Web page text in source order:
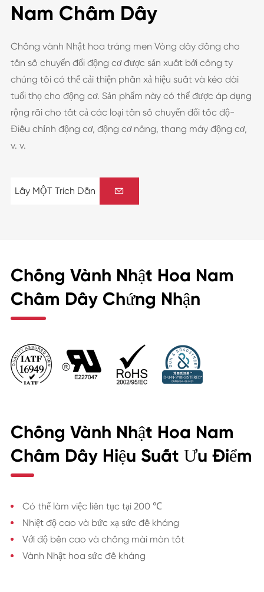
Nam Châm Dây
Chống vành Nhật hoa tráng men Vòng dây đồng cho
tần số chuyển đổi động cơ được sản xuất bởi công ty
chúng tôi có thể cải thiện phần xả hiệu suất và kéo dài
tuổi thọ cho động cơ. Sản phẩm này có thể được áp dụng
rộng rãi cho tất cả các loại tần số chuyển đổi tốc độ-
Điều chỉnh động cơ, động cơ nâng, thang máy động cơ,
v. v.
Lấy MỘT Trích Dẫn 
Chống Vành Nhật Hoa Nam
Châm Dây Chứng Nhận
Chống Vành Nhật Hoa Nam
Châm Dây Hiệu Suất Ưu Điểm
Có thể làm việc liên tục tại 200 ℃
Nhiệt độ cao và bức xạ sức đề kháng
Với độ bền cao và chống mài mòn tốt
Vành Nhật hoa sức đề kháng